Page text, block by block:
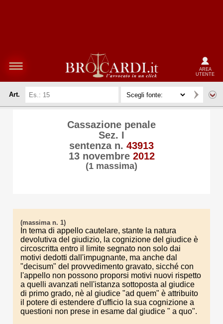
AREA
UTENTE
Art.
Cassazione penale
Sez. I
sentenza n. 43913
13 novembre 2012
(1 massima)
(massima n. 1)
In tema di appello cautelare, stante la natura
devolutiva del giudizio, la cognizione del giudice è
circoscritta entro il limite segnato non solo dai
motivi dedotti dall'impugnante, ma anche dal
"decisum" del provvedimento gravato, sicché con
l'appello non possono proporsi motivi nuovi rispetto
a quelli avanzati nell'istanza sottoposta al giudice
di primo grado, nè al giudice "ad quem" è attribuito
il potere di estendere d'ufficio la sua cognizione a
questioni non prese in esame dal giudice " a quo".